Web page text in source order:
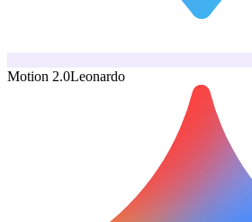
Motion 2.0Leonardo